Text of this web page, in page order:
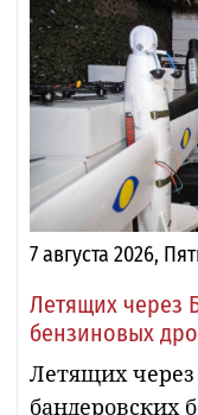
7 августа 2026,
Летящих через
бензиновых
Летящих
бандеровских